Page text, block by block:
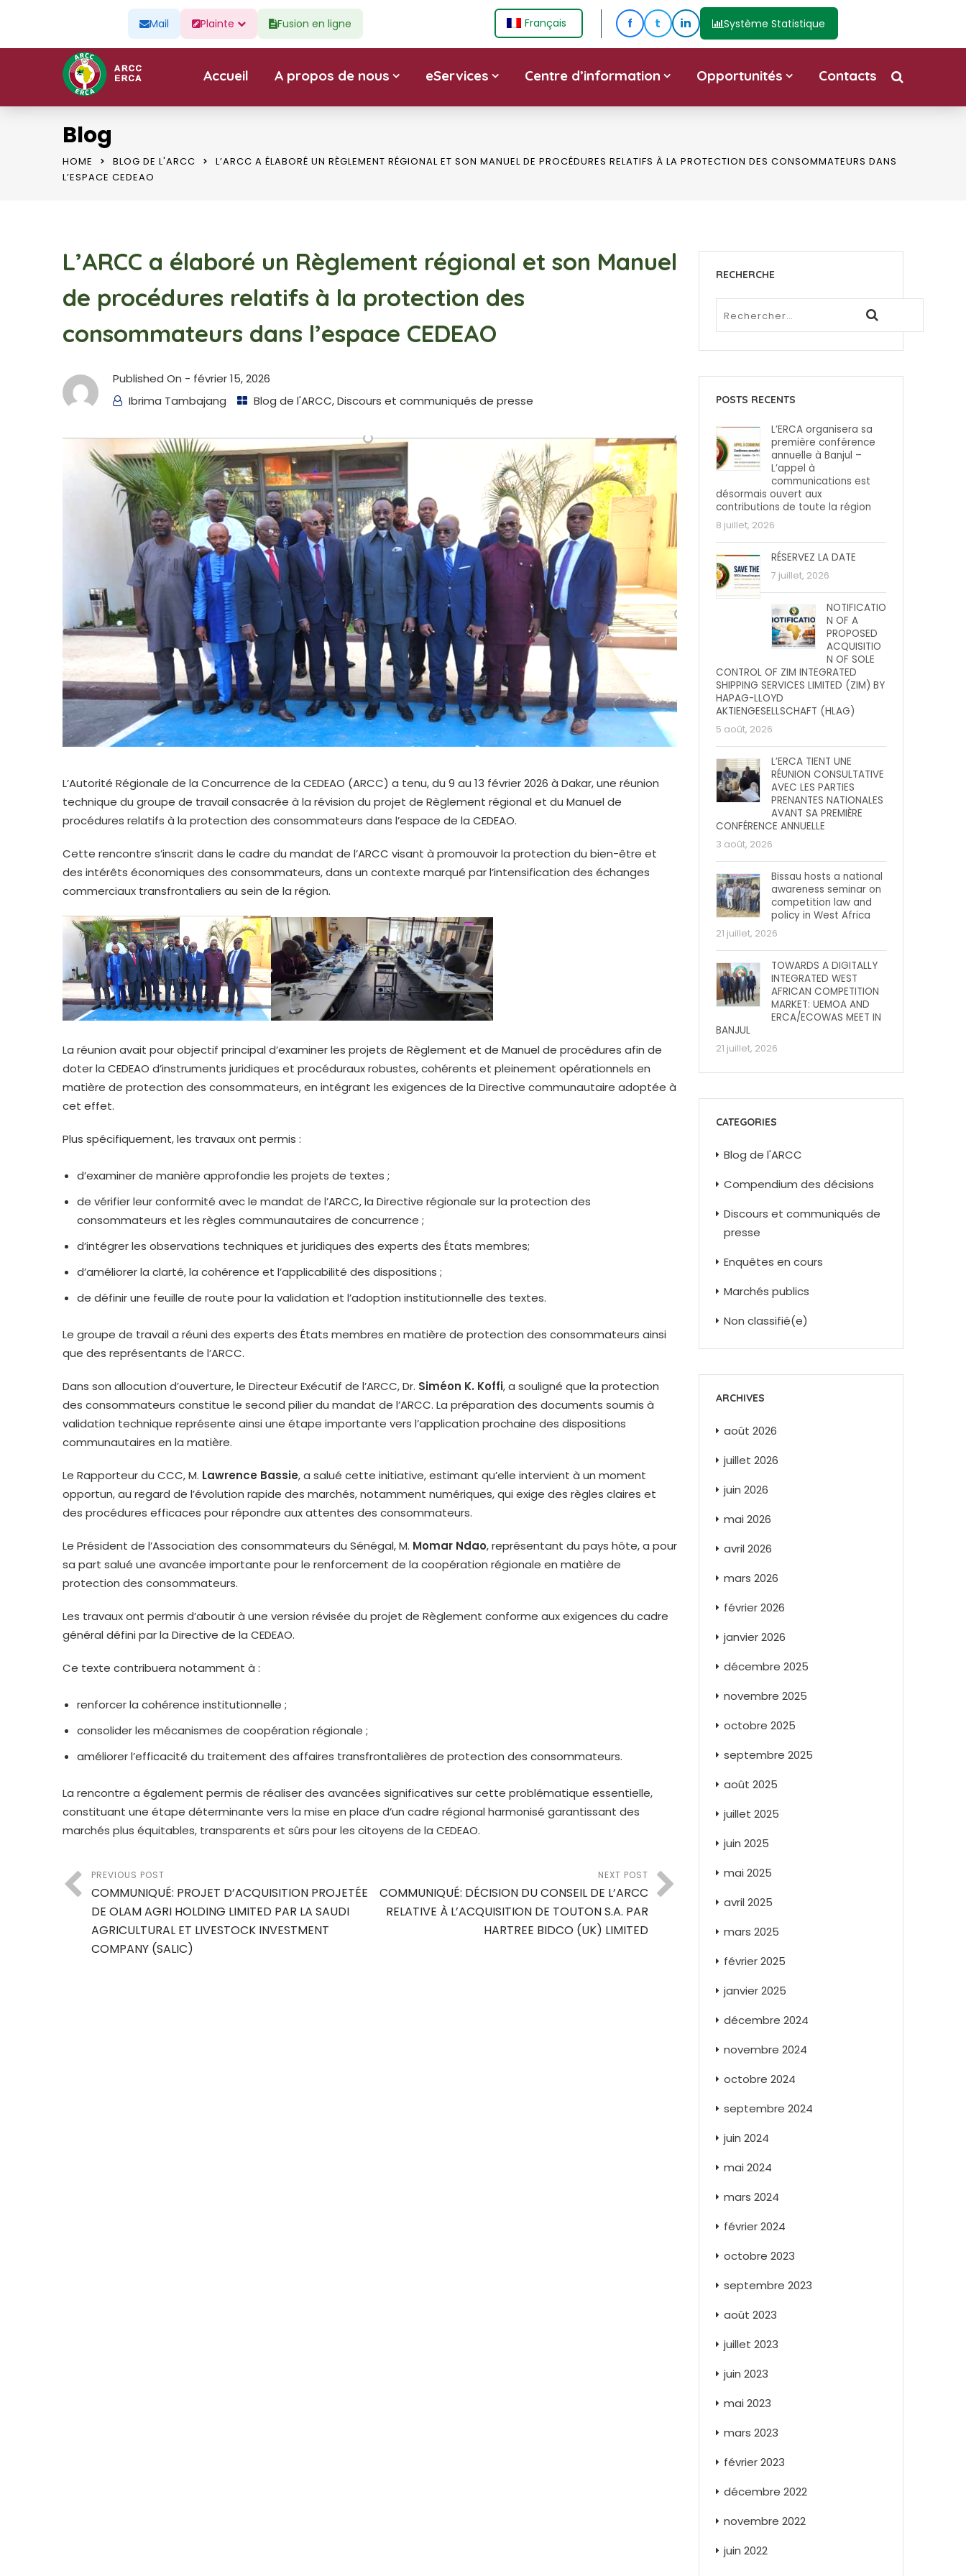
Mail Plainte Fusion en ligne Français f t in Système Statistique
Accueil A propos de nous eServices Centre d’information Opportunités Contacts
Blog
HOME BLOG DE L'ARCC
L’ARCC A ÉLABORÉ UN RÈGLEMENT RÉGIONAL ET SON MANUEL DE PROCÉDURES RELATIFS À LA PROTECTION DES CONSOMMATEURS DANS
L’ESPACE CEDEAO
L’ARCC a élaboré un Règlement régional et son Manuel
de procédures relatifs à la protection des
consommateurs dans l’espace CEDEAO
Published On - février 15, 2026
Ibrima Tambajang
Blog de l'ARCC,Discours et communiqués de presse
L’Autorité Régionale de la Concurrence de la CEDEAO (ARCC) a tenu, du 9 au 13 février 2026 à Dakar, une réunion
technique du groupe de travail consacrée à la révision du projet de Règlement régional et du Manuel de
procédures relatifs à la protection des consommateurs dans l’espace de la CEDEAO.
Cette rencontre s’inscrit dans le cadre du mandat de l’ARCC visant à promouvoir la protection du bien-être et
des intérêts économiques des consommateurs, dans un contexte marqué par l’intensification des échanges
commerciaux transfrontaliers au sein de la région.
La réunion avait pour objectif principal d’examiner les projets de Règlement et de Manuel de procédures afin de
doter la CEDEAO d’instruments juridiques et procéduraux robustes, cohérents et pleinement opérationnels en
matière de protection des consommateurs, en intégrant les exigences de la Directive communautaire adoptée à
cet effet.
Plus spécifiquement, les travaux ont permis :
d’examiner de manière approfondie les projets de textes ;
de vérifier leur conformité avec le mandat de l’ARCC, la Directive régionale sur la protection des
consommateurs et les règles communautaires de concurrence ;
d’intégrer les observations techniques et juridiques des experts des États membres;
d’améliorer la clarté, la cohérence et l’applicabilité des dispositions ;
de définir une feuille de route pour la validation et l’adoption institutionnelle des textes.
Le groupe de travail a réuni des experts des États membres en matière de protection des consommateurs ainsi
que des représentants de l’ARCC.
Dans son allocution d’ouverture, le Directeur Exécutif de l’ARCC, Dr. Siméon K. Koffi, a souligné que la protection
des consommateurs constitue le second pilier du mandat de l’ARCC. La préparation des documents soumis à
validation technique représente ainsi une étape importante vers l’application prochaine des dispositions
communautaires en la matière.
Le Rapporteur du CCC, M. Lawrence Bassie, a salué cette initiative, estimant qu’elle intervient à un moment
opportun, au regard de l’évolution rapide des marchés, notamment numériques, qui exige des règles claires et
des procédures efficaces pour répondre aux attentes des consommateurs.
Le Président de l’Association des consommateurs du Sénégal, M. Momar Ndao, représentant du pays hôte, a pour
sa part salué une avancée importante pour le renforcement de la coopération régionale en matière de
protection des consommateurs.
Les travaux ont permis d’aboutir à une version révisée du projet de Règlement conforme aux exigences du cadre
général défini par la Directive de la CEDEAO.
Ce texte contribuera notamment à :
renforcer la cohérence institutionnelle ;
consolider les mécanismes de coopération régionale ;
améliorer l’efficacité du traitement des affaires transfrontalières de protection des consommateurs.
La rencontre a également permis de réaliser des avancées significatives sur cette problématique essentielle,
constituant une étape déterminante vers la mise en place d’un cadre régional harmonisé garantissant des
marchés plus équitables, transparents et sûrs pour les citoyens de la CEDEAO.
PREVIOUS POST
COMMUNIQUÉ: PROJET D’ACQUISITION PROJETÉE
DE OLAM AGRI HOLDING LIMITED PAR LA SAUDI
AGRICULTURAL ET LIVESTOCK INVESTMENT
COMPANY (SALIC)
NEXT POST
COMMUNIQUÉ: DÉCISION DU CONSEIL DE L’ARCC
RELATIVE À L’ACQUISITION DE TOUTON S.A. PAR
HARTREE BIDCO (UK) LIMITED
RECHERCHE
POSTS RECENTS
L’ERCA organisera sa
première conférence
annuelle à Banjul –
L’appel à
communications est
désormais ouvert aux
contributions de toute la région
8 juillet, 2026
RÉSERVEZ LA DATE
7 juillet, 2026
NOTIFICATIO
N OF A
PROPOSED
ACQUISITIO
N OF SOLE
CONTROL OF ZIM INTEGRATED
SHIPPING SERVICES LIMITED (ZIM) BY
HAPAG-LLOYD
AKTIENGESELLSCHAFT (HLAG)
5 août, 2026
L’ERCA TIENT UNE
RÉUNION CONSULTATIVE
AVEC LES PARTIES
PRENANTES NATIONALES
AVANT SA PREMIÈRE
CONFÉRENCE ANNUELLE
3 août, 2026
Bissau hosts a national
awareness seminar on
competition law and
policy in West Africa
21 juillet, 2026
TOWARDS A DIGITALLY
INTEGRATED WEST
AFRICAN COMPETITION
MARKET: UEMOA AND
ERCA/ECOWAS MEET IN
BANJUL
21 juillet, 2026
CATEGORIES
Blog de l'ARCC
Compendium des décisions
Discours et communiqués de
presse
Enquêtes en cours
Marchés publics
Non classifié(e)
ARCHIVES
août 2026
juillet 2026
juin 2026
mai 2026
avril 2026
mars 2026
février 2026
janvier 2026
décembre 2025
novembre 2025
octobre 2025
septembre 2025
août 2025
juillet 2025
juin 2025
mai 2025
avril 2025
mars 2025
février 2025
janvier 2025
décembre 2024
novembre 2024
octobre 2024
septembre 2024
juin 2024
mai 2024
mars 2024
février 2024
octobre 2023
septembre 2023
août 2023
juillet 2023
juin 2023
mai 2023
mars 2023
février 2023
décembre 2022
novembre 2022
juin 2022